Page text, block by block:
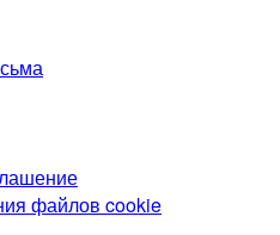
файлов cookie